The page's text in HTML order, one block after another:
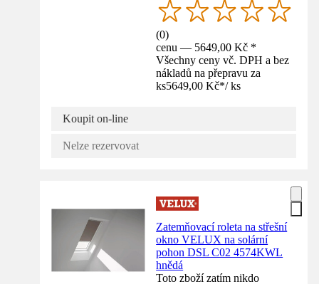
(0)
cenu — 5649,00 Kč *
Všechny ceny vč. DPH a bez
nákladů na přepravu za
ks5649,00 Kč*/ ks
Koupit on-line
Nelze rezervovat
Zatemňovací roleta na střešní
okno VELUX na solární
pohon DSL C02 4574KWL
hnědá
Toto zboží zatím nikdo